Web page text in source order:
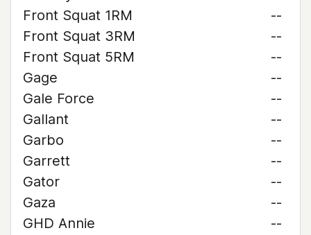
Front Squat 1RM
--
Front Squat 3RM
--
Front Squat 5RM
--
Gage
--
Gale Force
--
Gallant
--
Garbo
--
Garrett
--
Gator
--
Gaza
--
GHD Annie
--